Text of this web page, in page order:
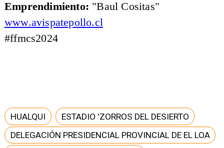
Emprendimiento: "Baul Cositas"
www.avispatepollo.cl
#ffmcs2024
HUALQUI
ESTADIO 'ZORROS DEL DESIERTO
DELEGACIÓN PRESIDENCIAL PROVINCIAL DE EL LOA